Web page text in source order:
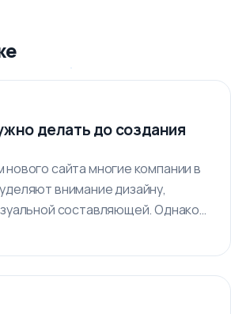
делать до создания
сайта многие компании в
внимание дизайну,
составляющей. Однако